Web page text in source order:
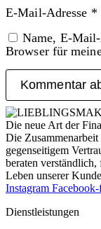
E-Mail-Adresse *
Name, E-
Browser für
Die neue Art der
Die
gegenseitigem
beraten
Leben unserer
Instagram
Dienst­leistungen